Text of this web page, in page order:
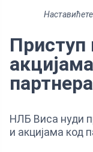
партнера
НЛБ Виса нуди
и акцијама код